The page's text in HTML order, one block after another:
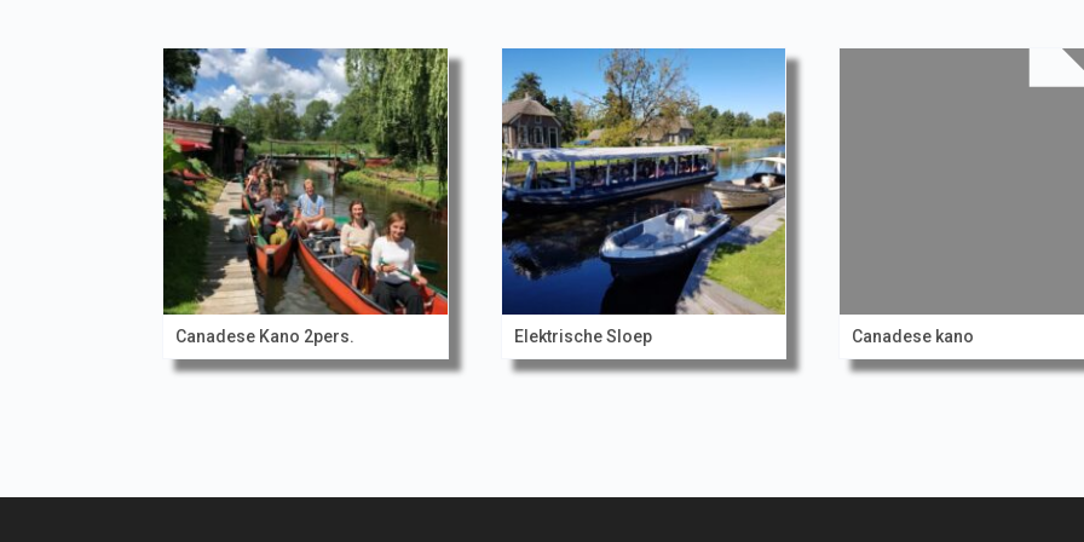
Canadese Kano 2pers. Elektrische Sloep Canadese kano